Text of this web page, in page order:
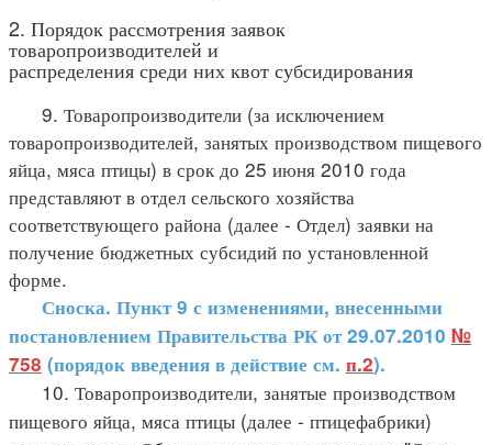
2. Порядок рассмотрения заявок
товаропроизводителей и
распределения среди них квот субсидирования
9. Товаропроизводители (за исключением
товаропроизводителей, занятых производством пищевого
яйца, мяса птицы) в срок до 25 июня 2010 года
представляют в отдел сельского хозяйства
соответствующего района (далее - Отдел) заявки на
получение бюджетных субсидий по установленной
форме.
Сноска. Пункт 9 с изменениями, внесенными
постановлением Правительства РК от 29.07.2010 №
758 (порядок введения в действие см. п.2).
10. Товаропроизводители, занятые производством
пищевого яйца, мяса птицы (далее - птицефабрики)